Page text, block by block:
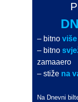
– bitnoviše
– bitno
zamaaero
– stiže na
Na Dnevni